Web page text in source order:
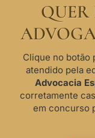
Clique no botão
atendido pela
Advocacia
corretamente
em concurso